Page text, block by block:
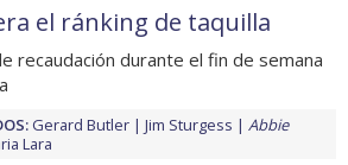
el ránking de taquilla
recaudación durante el fin de semana
Gerard Butler Jim Sturgess
Abbie
Lara